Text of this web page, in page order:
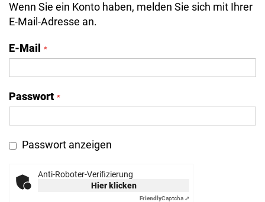
Wenn Sie ein Konto haben, melden Sie sich mit Ihrer
E-Mail-Adresse an.
E-Mail
Passwort
Passwort anzeigen
Anti-Roboter-Verifizierung
Hier klicken
FriendlyCaptcha ⇗